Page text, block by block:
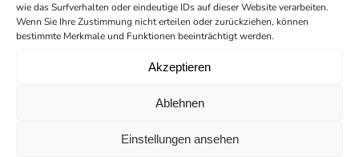
wie das Surfverhalten oder eindeutige IDs auf dieser Website verarbeiten.
Wenn Sie Ihre Zustimmung nicht erteilen oder zurückziehen, können
bestimmte Merkmale und Funktionen beeinträchtigt werden.
Akzeptieren
Ablehnen
Einstellungen ansehen
Gewebetransplantation